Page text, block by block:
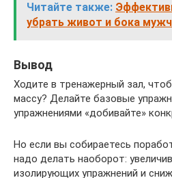
Читайте также:
убрать живот и бока
Вывод
Ходите в тренажерный зал,
массу? Делайте базовые
упражнениями «добивайте»
Но если вы собираетесь
надо делать наоборот:
изолирующих упражнений и